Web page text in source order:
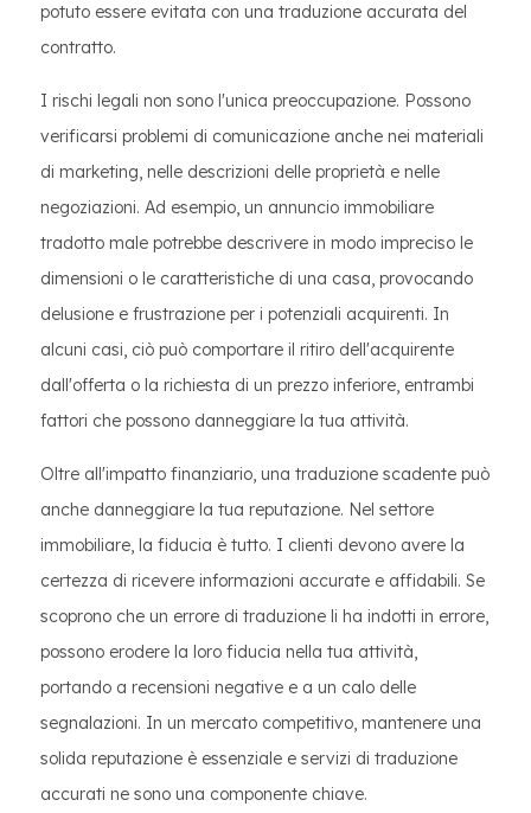
potuto essere evitata con una traduzione accurata del
contratto.
I rischi legali non sono l'unica preoccupazione. Possono
verificarsi problemi di comunicazione anche nei materiali
di marketing, nelle descrizioni delle proprietà e nelle
negoziazioni. Ad esempio, un annuncio immobiliare
tradotto male potrebbe descrivere in modo impreciso le
dimensioni o le caratteristiche di una casa, provocando
delusione e frustrazione per i potenziali acquirenti. In
alcuni casi, ciò può comportare il ritiro dell'acquirente
dall'offerta o la richiesta di un prezzo inferiore, entrambi
fattori che possono danneggiare la tua attività.
Oltre all'impatto finanziario, una traduzione scadente può
anche danneggiare la tua reputazione. Nel settore
immobiliare, la fiducia è tutto. I clienti devono avere la
certezza di ricevere informazioni accurate e affidabili. Se
scoprono che un errore di traduzione li ha indotti in errore,
possono erodere la loro fiducia nella tua attività,
portando a recensioni negative e a un calo delle
segnalazioni. In un mercato competitivo, mantenere una
solida reputazione è essenziale e servizi di traduzione
accurati ne sono una componente chiave.